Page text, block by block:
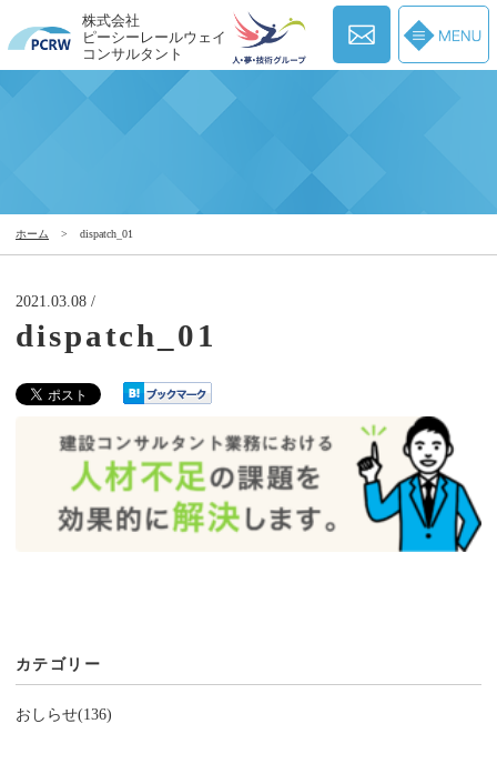
株式会社
ピーシーレールウェイ
コンサルタント
ホーム > dispatch_01
2021.03.08 /
dispatch_01
カテゴリー
おしらせ(136)